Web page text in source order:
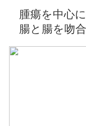
腫瘍を中心
腸と腸を吻